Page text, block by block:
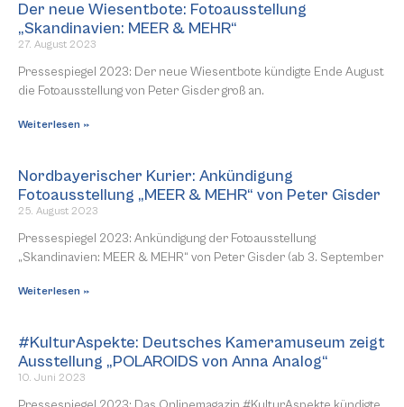
Der neue Wiesentbote: Fotoausstellung
„Skandinavien: MEER & MEHR“
27. August 2023
Pressespiegel 2023: Der neue Wiesentbote kündigte Ende August
die Fotoausstellung von Peter Gisder groß an.
Weiterlesen »
Nordbayerischer Kurier: Ankündigung
Fotoausstellung „MEER & MEHR“ von Peter Gisder
25. August 2023
Pressespiegel 2023: Ankündigung der Fotoausstellung
„Skandinavien: MEER & MEHR“ von Peter Gisder (ab 3. September
Weiterlesen »
#KulturAspekte: Deutsches Kameramuseum zeigt
Ausstellung „POLAROIDS von Anna Analog“
10. Juni 2023